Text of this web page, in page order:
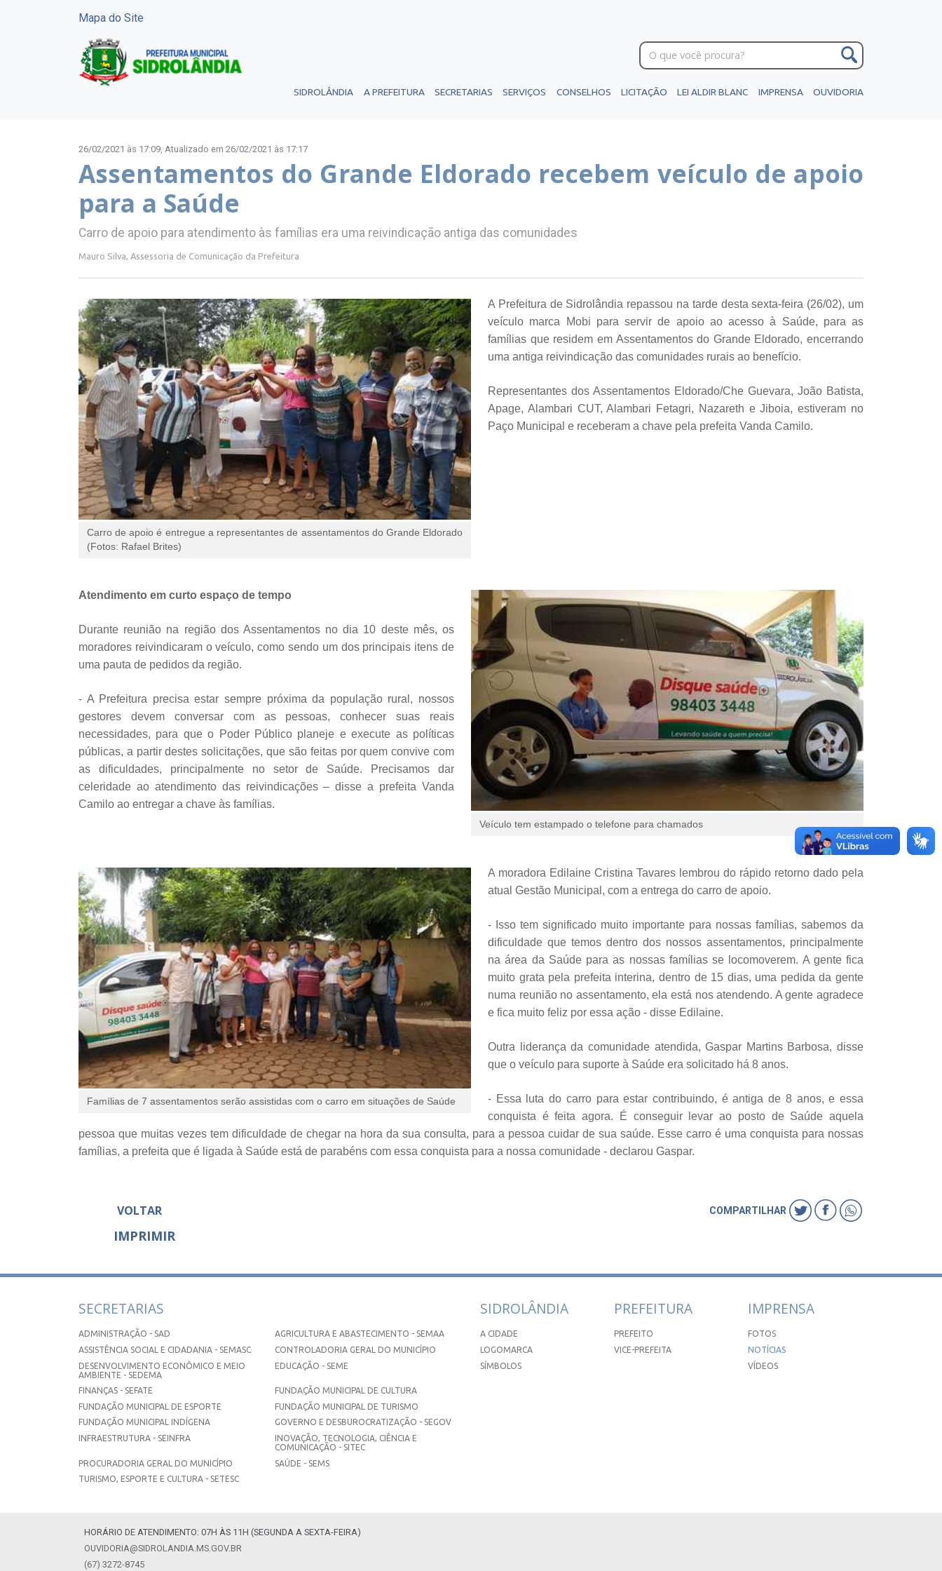
Mapa do Site
SIDROLÂNDIA A PREFEITURA SECRETARIAS SERVIÇOS CONSELHOS LICITAÇÃO LEI ALDIR BLANC IMPRENSA OUVIDORIA
26/02/2021 às 17:09, Atualizado em 26/02/2021 às 17:17
Assentamentos do Grande Eldorado recebem veículo de apoio
para a Saúde
Carro de apoio para atendimento às famílias era uma reivindicação antiga das comunidades
Mauro Silva, Assessoria de Comunicação da Prefeitura
Carro de apoio é entregue a representantes de assentamentos do Grande Eldorado
(Fotos: Rafael Brites)
A Prefeitura de Sidrolândia repassou na tarde desta sexta-feira (26/02), um
veículo marca Mobi para servir de apoio ao acesso à Saúde, para as
famílias que residem em Assentamentos do Grande Eldorado, encerrando
uma antiga reivindicação das comunidades rurais ao benefício.
Representantes dos Assentamentos Eldorado/Che Guevara, João Batista,
Apage, Alambari CUT, Alambari Fetagri, Nazareth e Jiboia, estiveram no
Paço Municipal e receberam a chave pela prefeita Vanda Camilo.
Veículo tem estampado o telefone para chamados
Atendimento em curto espaço de tempo
Durante reunião na região dos Assentamentos no dia 10 deste mês, os
moradores reivindicaram o veículo, como sendo um dos principais itens de
uma pauta de pedidos da região.
- A Prefeitura precisa estar sempre próxima da população rural, nossos
gestores devem conversar com as pessoas, conhecer suas reais
necessidades, para que o Poder Público planeje e execute as políticas
públicas, a partir destes solicitações, que são feitas por quem convive com
as dificuldades, principalmente no setor de Saúde. Precisamos dar
celeridade ao atendimento das reivindicações – disse a prefeita Vanda
Camilo ao entregar a chave às famílias.
Famílias de 7 assentamentos serão assistidas com o carro em situações de Saúde
A moradora Edilaine Cristina Tavares lembrou do rápido retorno dado pela
atual Gestão Municipal, com a entrega do carro de apoio.
- Isso tem significado muito importante para nossas famílias, sabemos da
dificuldade que temos dentro dos nossos assentamentos, principalmente
na área da Saúde para as nossas famílias se locomoverem. A gente fica
muito grata pela prefeita interina, dentro de 15 dias, uma pedida da gente
numa reunião no assentamento, ela está nos atendendo. A gente agradece
e fica muito feliz por essa ação - disse Edilaine.
Outra liderança da comunidade atendida, Gaspar Martins Barbosa, disse
que o veículo para suporte à Saúde era solicitado há 8 anos.
- Essa luta do carro para estar contribuindo, é antiga de 8 anos, e essa
conquista é feita agora. É conseguir levar ao posto de Saúde aquela
pessoa que muitas vezes tem dificuldade de chegar na hora da sua consulta, para a pessoa cuidar de sua saúde. Esse carro é uma conquista para nossas
famílias, a prefeita que é ligada à Saúde está de parabéns com essa conquista para a nossa comunidade - declarou Gaspar.
VOLTAR
IMPRIMIR
COMPARTILHAR
SECRETARIAS
ADMINISTRAÇÃO - SAD
AGRICULTURA E ABASTECIMENTO - SEMAA
ASSISTÊNCIA SOCIAL E CIDADANIA - SEMASC
CONTROLADORIA GERAL DO MUNICÍPIO
DESENVOLVIMENTO ECONÔMICO E MEIO
AMBIENTE - SEDEMA
EDUCAÇÃO - SEME
FINANÇAS - SEFATE
FUNDAÇÃO MUNICIPAL DE CULTURA
FUNDAÇÃO MUNICIPAL DE ESPORTE
FUNDAÇÃO MUNICIPAL DE TURISMO
FUNDAÇÃO MUNICIPAL INDÍGENA
GOVERNO E DESBUROCRATIZAÇÃO - SEGOV
INFRAESTRUTURA - SEINFRA
INOVAÇÃO, TECNOLOGIA, CIÊNCIA E
COMUNICAÇÃO - SITEC
PROCURADORIA GERAL DO MUNICÍPIO
SAÚDE - SEMS
TURISMO, ESPORTE E CULTURA - SETESC
SIDROLÂNDIA
A CIDADE
LOGOMARCA
SÍMBOLOS
PREFEITURA
PREFEITO
VICE-PREFEITA
IMPRENSA
FOTOS
NOTÍCIAS
VÍDEOS
HORÁRIO DE ATENDIMENTO: 07H ÀS 11H (SEGUNDA A SEXTA-FEIRA)
OUVIDORIA@SIDROLANDIA.MS.GOV.BR
(67) 3272-8745